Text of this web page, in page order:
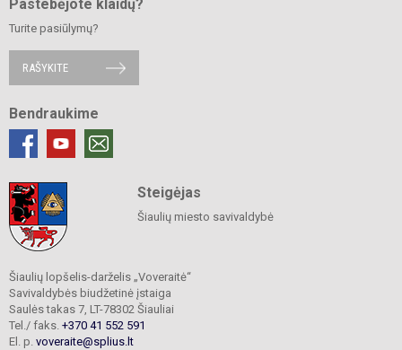
Pastebėjote klaidų?
Turite pasiūlymų?
RAŠYKITE
Bendraukime
Steigėjas
Šiaulių miesto savivaldybė
Šiaulių lopšelis-darželis „Voveraitė“
Savivaldybės biudžetinė įstaiga
Saulės takas 7, LT-78302 Šiauliai
Tel./ faks. +370 41 552 591
El. p. voveraite@splius.lt